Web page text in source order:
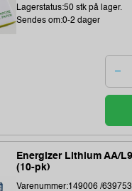
Lagerstatus:50 stk på lager.
Sendes om:0-2 dager
Energizer Lithium AA/
(10-pk)
Varenummer:149006 /639753